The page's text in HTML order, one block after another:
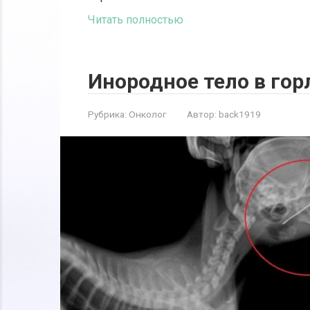
Читать полностью
Инородное тело в
Рубрика: Онколог Автор: back1919